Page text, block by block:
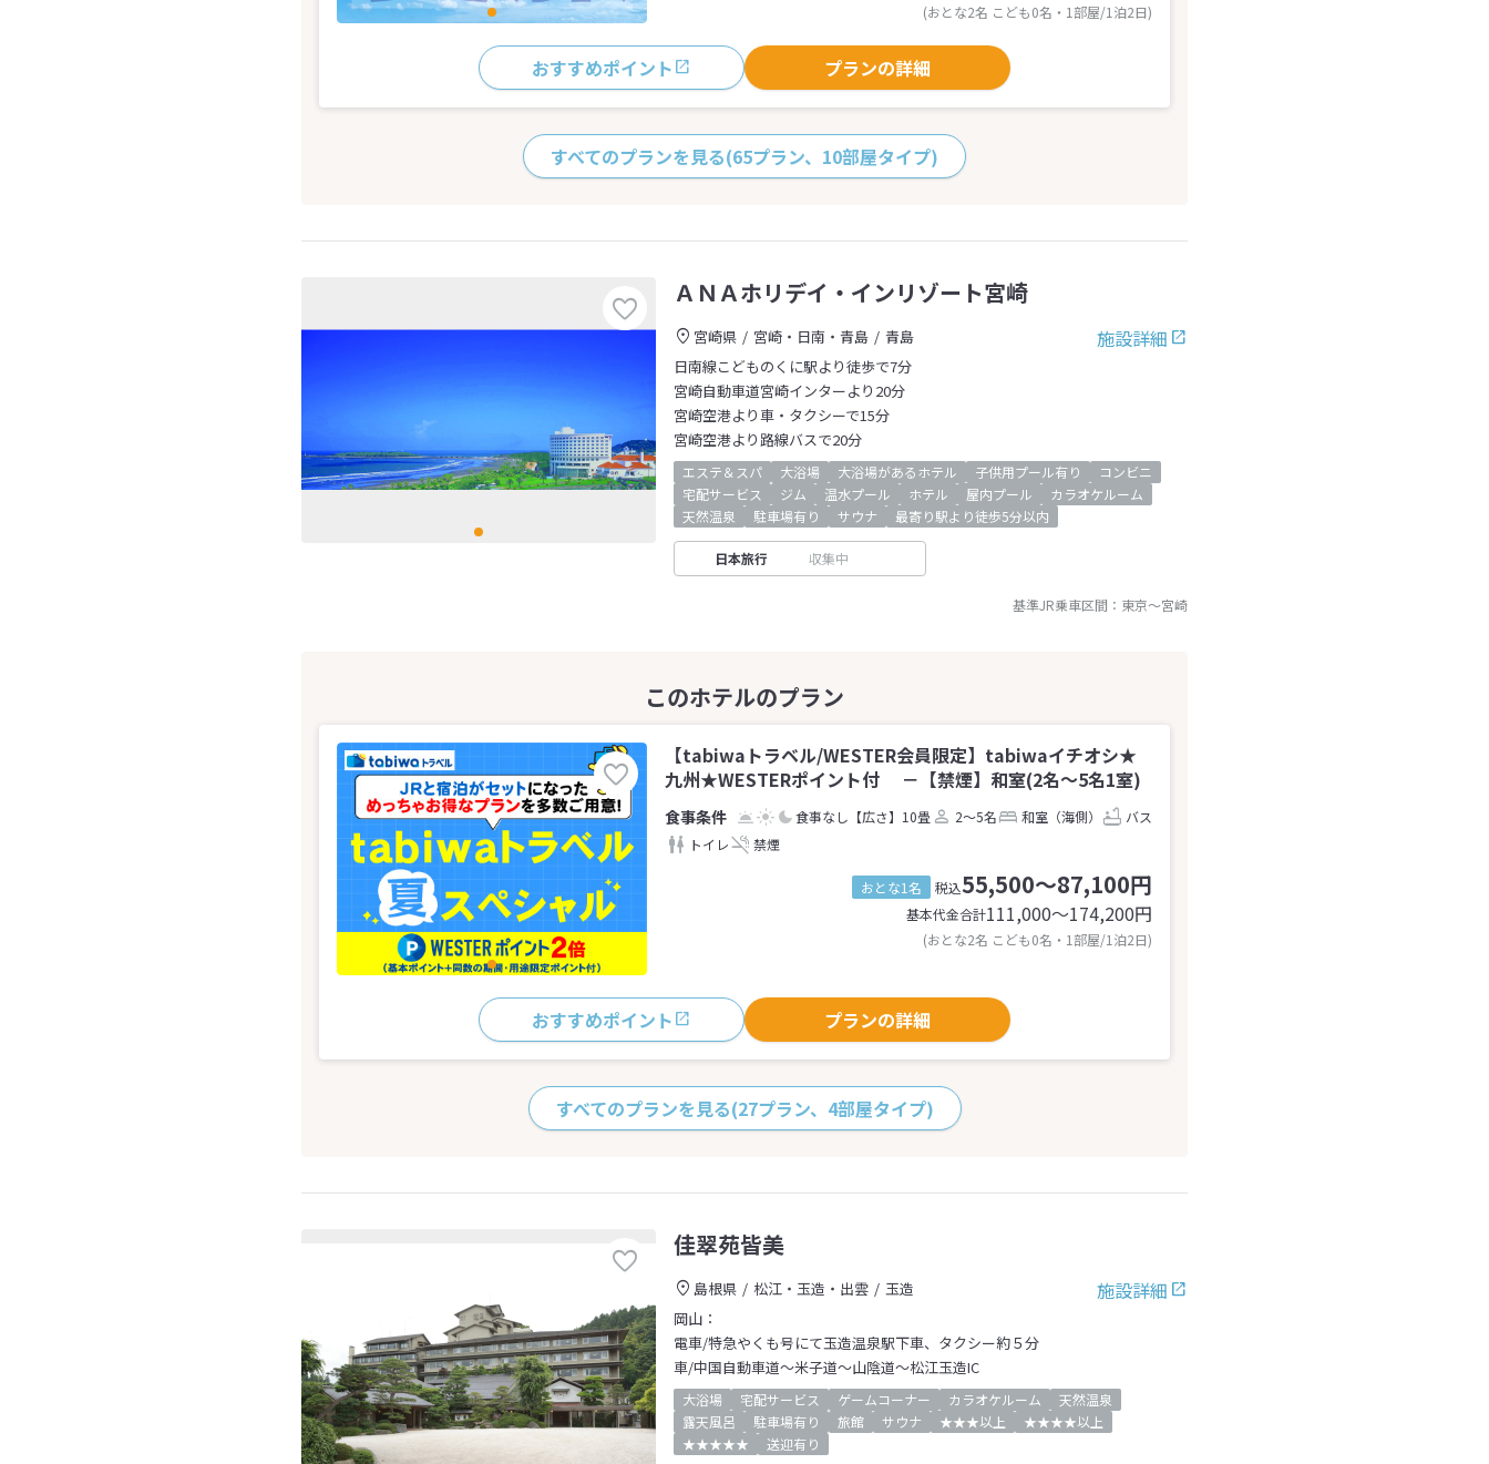
(おとな2名 こども0名・1部屋/1泊2日)
おすすめポイント プランの詳細
すべてのプランを見る(65プラン、10部屋タイプ)
ＡＮＡホリデイ・インリゾート宮崎
施設詳細
宮崎県 宮崎・日南・青島
青島
日南線こどものくに駅より徒歩で7分
宮崎自動車道宮崎インターより20分
宮崎空港より車・タクシーで15分
宮崎空港より路線バスで20分
エステ＆スパ 大浴場 大浴場があるホテル 子供用プール有り
コンビニ
宅配サービス
ジム 温水プール ホテル 屋内プール
カラオケルーム
天然温泉
駐車場有り サウナ 最寄り駅より徒歩5分以内
日本旅行 収集中
基準JR乗車区間： 東京～宮崎
【tabiwaトラベル/WESTER会員限定】tabiwaイチオシ★
九州★WESTERポイント付 －【禁煙】和室(2名～5名1室)
食事なし 【広さ】10畳 2～5名 和室（海側）
バス
トイレ
禁煙
おとな1名 税込55,500～87,100円
基本代金合計111,000〜174,200円
(おとな2名 こども0名・1部屋/1泊2日)
おすすめポイント プランの詳細
すべてのプランを見る(27プラン、4部屋タイプ)
佳翠苑皆美
施設詳細
島根県 松江・玉造・出雲
玉造
岡山：
電車/特急やくも号にて玉造温泉駅下車、タクシー約５分
車/中国自動車道～米子道～山陰道～松江玉造IC
大浴場 宅配サービス ゲームコーナー カラオケルーム
天然温泉
露天風呂
駐車場有り 旅館 サウナ ★★★以上
★★★★以上
★★★★★
送迎有り